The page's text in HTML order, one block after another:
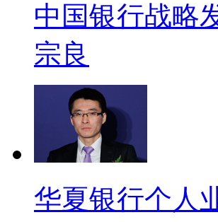
中国银行战略
宗良
华夏银行个人